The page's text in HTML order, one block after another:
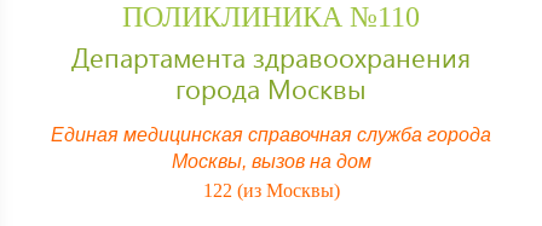
ПОЛИКЛИНИКА №110
Департамента здравоохранения
города Москвы
Единая медицинская справочная служба города
Москвы, вызов на дом
122 (из Москвы)